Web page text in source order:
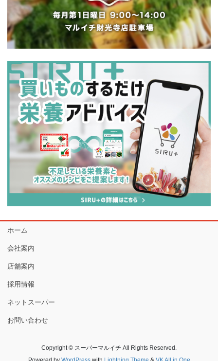
ホーム
会社案内
店舗案内
採用情報
ネットスーパー
お問い合わせ
Copyright © スーパーマルイチ All Rights Reserved.